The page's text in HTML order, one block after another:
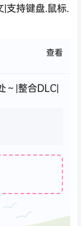
支持键盘.鼠标.
查看
～|整合DLC|